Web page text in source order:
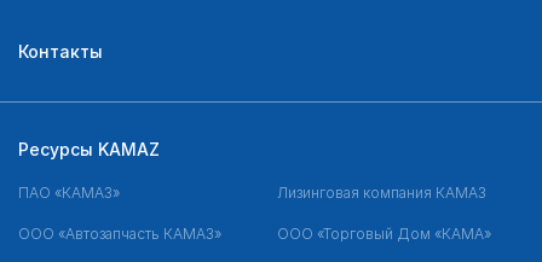
Контакты
Ресурсы KAMAZ
ПАО «КАМАЗ» Лизинговая компания КАМАЗ
ООО «Автозапчасть КАМАЗ» ООО «Торговый Дом «КАМА»